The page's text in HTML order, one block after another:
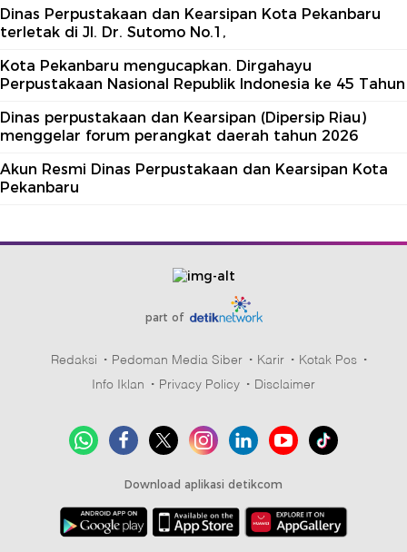
Dinas Perpustakaan dan Kearsipan Kota Pekanbaru
terletak di Jl. Dr. Sutomo No.1,
Kota Pekanbaru mengucapkan. Dirgahayu
Perpustakaan Nasional Republik Indonesia ke 45 Tahun
Dinas perpustakaan dan Kearsipan (Dipersip Riau)
menggelar forum perangkat daerah tahun 2026
Akun Resmi Dinas Perpustakaan dan Kearsipan Kota
Pekanbaru
part of
Redaksi Pedoman Media Siber Karir
Kotak Pos
Info Iklan
Privacy Policy Disclaimer
Download aplikasi detikcom